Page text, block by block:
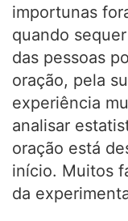
importunas
quando
das pessoas
oração, pela
experiência
analisar
oração está
início. Muitos
da